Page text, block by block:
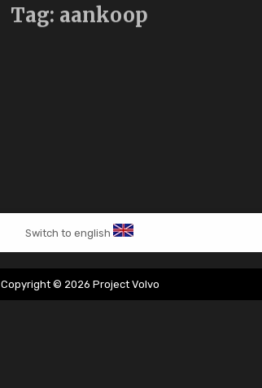
Tag: aankoop
Switch to english
Copyright © 2026 Project Volvo